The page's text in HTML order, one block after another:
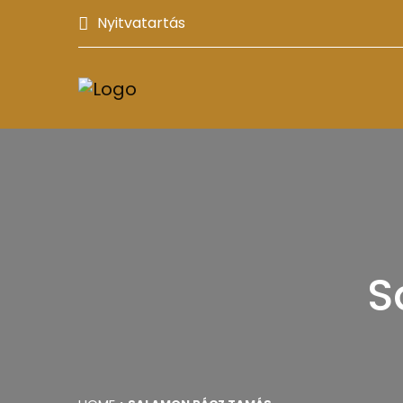
Nyitvatartás